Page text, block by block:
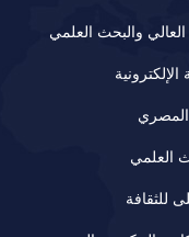
العالي والبحث العلمي
المصري
العلمي
للثقافة